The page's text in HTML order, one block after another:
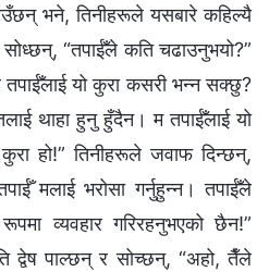
भने, तिनीहरूले यसबारे कहिल्यै
“तपाईँले कति चढाउनुभयो?”
यो कुरा कसरी भन्‍न सक्छु?
थाहा हुनु हुँदैन। म तपाईँलाई यो
हो!” तिनीहरूले जवाफ दिन्छन्,
मलाई भरोसा गर्नुहुन्न। तपाईँले
रूपमा व्यवहार गरिरहनुभएको छैन!”
द्वेष पाल्छन् र सोच्छन्, “अहो, तैँले